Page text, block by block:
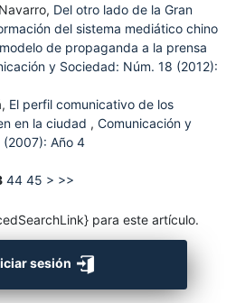
Del otro lado de la Gran
del sistema mediático chino
de propaganda a la prensa
y Sociedad: Núm. 18 (2012):
El perfil comunicativo de los
en la ciudad , Comunicación y
(2007): Año 4
44 45 > >>
para este artículo.
sesión